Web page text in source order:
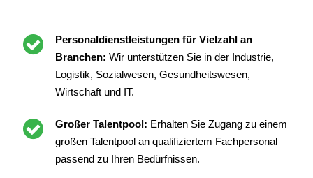
Personaldienstleistungen für Vielzahl an
Branchen: Wir unterstützen Sie in der Industrie,
Logistik, Sozialwesen, Gesundheitswesen,
Wirtschaft und IT.
Großer Talentpool: Erhalten Sie Zugang zu einem
großen Talentpool an qualifiziertem Fachpersonal
passend zu Ihren Bedürfnissen.